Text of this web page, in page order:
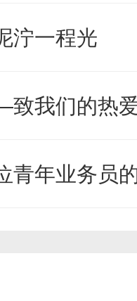
泞一程光
我们的热
青年业务员